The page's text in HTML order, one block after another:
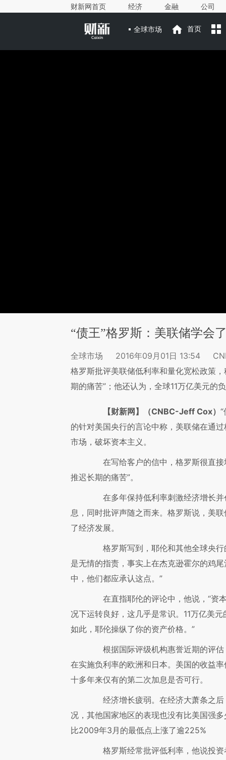
财新网首页 经济 金融 公司
全球市场 首页
“债王”格罗斯：美联储学会
全球市场 2016年09月01日 13:54
格罗斯批评美联储低利率和量化宽松政策
期的痛苦”；他还认为，全球11万亿美元的
【财新网】（CNBC-Jeff Cox）
的针对美国央行的言论中称，美联储在通
市场，破坏资本主义。
在写给客户的信中，格罗斯很直接
推迟长期的痛苦”。
在多年保持低利率刺激经济增长并
息，同时批评声随之而来。格罗斯说，美
了经济发展。
格罗斯写到，耶伦和其他全球央行
是无情的指责，事实上在杰克逊霍尔的鸡
中，他们都应承认这点。”
在直指耶伦的评论中，他说，“资
况下运转良好，这几乎是常识。11万亿美
如此，耶伦操纵了你的资产价格。”
根据国际评级机构惠誉近期的评估
在实施负利率的欧洲和日本。美国的收益
十多年来仅有的第二次加息是否可行。
经济增长疲弱。在经济大萧条之后
况，其他国家地区的表现也没有比美国强
比2009年3月的最低点上涨了逾225%
格罗斯经常批评低利率，他说投资